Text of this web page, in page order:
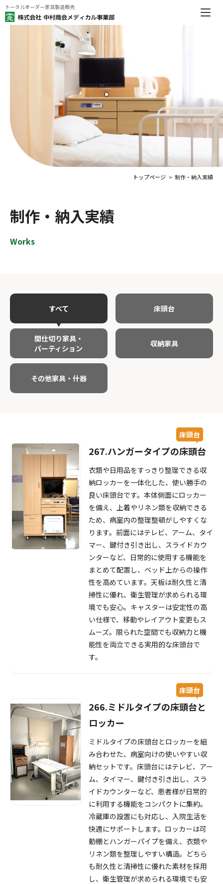
トータルオーダー家具製造販売
制作・納入実績
Works
トップページ 制作・納入実績
すべて 床頭台
間仕切り家具・
パーティション
収納家具
その他家具・ 什器
床頭台
267.ハンガータイプの床頭台
衣類や日用品をすっきり整理できる収
納ロッカーを一体化した、使い勝手の
良い床頭台です。本体側面にロッカー
を備え、上着やリネン類を収納できる
ため、病室内の整理整頓がしやすくな
ります。前面にはテレビ、アーム、タイ
マー、鍵付き引き出し、スライドカウ
ンターなど、日常的に使用する機能を
まとめて配置し、ベッド上からの操作
性を高めています。天板は耐久性と清
掃性に優れ、衛生管理が求められる環
境でも安心。キャスターは安定性の高
い仕様で、移動やレイアウト変更もス
ムーズ。限られた空間でも収納力と機
能性を両立できる実用的な床頭台で
す。
床頭台
266.ミドルタイプの床頭台と
ロッカー
ミドルタイプの床頭台とロッカーを組
み合わせた、病室向けの使いやすい収
納セットです。床頭台にはテレビ、アー
ム、タイマー、鍵付き引き出し、スラ
イドカウンターなど、患者様が日常的
に利用する機能をコンパクトに集約。
冷蔵庫の設置にも対応し、入院生活を
快適にサポートします。ロッカーは可
動棚とハンガーパイプを備え、衣類や
リネン類を整理しやすい構造。どちら
も耐久性と清掃性に優れた素材を採用
し、衛生管理が求められる環境でも安